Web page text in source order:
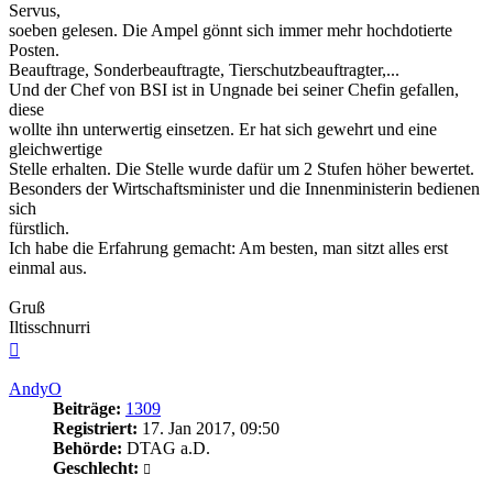
Servus,
soeben gelesen. Die Ampel gönnt sich immer mehr hochdotierte
Posten.
Beauftrage, Sonderbeauftragte, Tierschutzbeauftragter,...
Und der Chef von BSI ist in Ungnade bei seiner Chefin gefallen,
diese
wollte ihn unterwertig einsetzen. Er hat sich gewehrt und eine
gleichwertige
Stelle erhalten. Die Stelle wurde dafür um 2 Stufen höher bewertet.
Besonders der Wirtschaftsminister und die Innenministerin bedienen
sich
fürstlich.
Ich habe die Erfahrung gemacht: Am besten, man sitzt alles erst
einmal aus.
Gruß
Iltisschnurri
AndyO
Beiträge: 1309
Registriert: 17. Jan 2017, 09:50
Behörde: DTAG a.D.
Geschlecht: